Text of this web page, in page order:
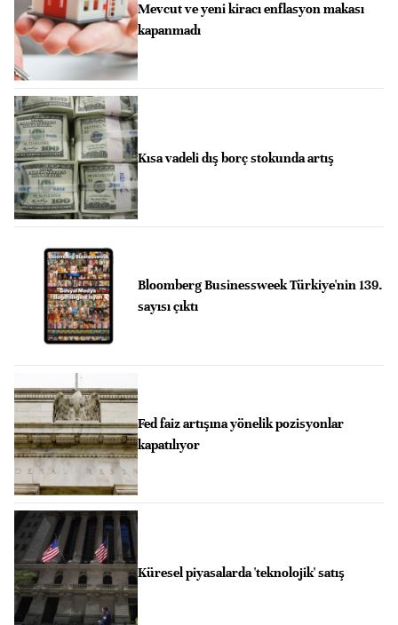
Mevcut ve yeni kiracı enflasyon makası
kapanmadı
Kısa vadeli dış borç stokunda artış
Bloomberg Businessweek Türkiye'nin 139.
sayısı çıktı
Fed faiz artışına yönelik pozisyonlar
kapatılıyor
Küresel piyasalarda 'teknolojik' satış